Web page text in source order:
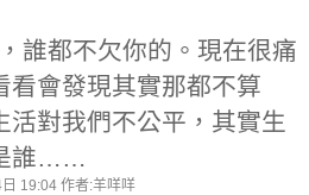
誰都不欠你的。現在很痛
看會發現其實那都不算
活對我們不公平，其實生
誰……
19:04 作者:羊咩咩